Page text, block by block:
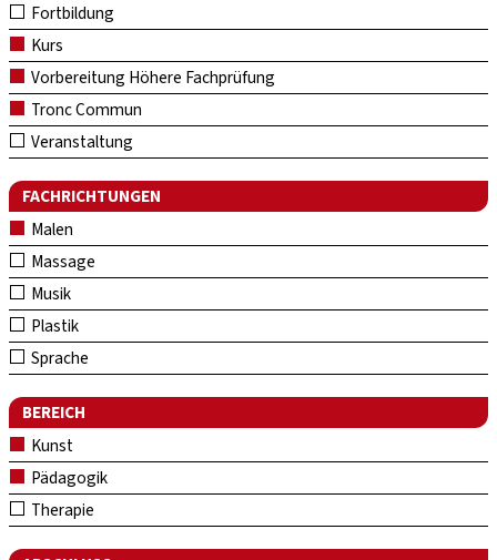
Fortbildung
Kurs
Vorbereitung Höhere Fachprüfung
Tronc Commun
Veranstaltung
FACHRICHTUNGEN
Malen
Massage
Musik
Plastik
Sprache
BEREICH
Kunst
Pädagogik
Therapie